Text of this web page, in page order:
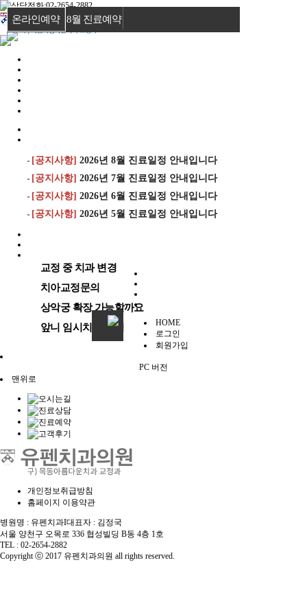
[공지사항] 2026년 8월 진료일정 안내입니다
[공지사항] 2026년 7월 진료일정 안내입니다
[공지사항] 2026년 6월 진료일정 안내입니다
[공지사항] 2026년 5월 진료일정 안내입니다
교정 중 치과 변경
치아교정문의
상악궁 확장 가능할까요
앞니 임시치아 교정
온라인예약 8월 진료예약
HOME
로그인
회원가입
PC 버전
맨위로
개인정보취급방침
홈페이지 이용약관
병원명 : 유펜치과I대표자 : 김정국
서울 양천구 오목로 336 협성빌딩 B동 4층 1호
TEL : 02-2654-2882
Copyright ⓒ 2017 유펜치과의원 all rights reserved.